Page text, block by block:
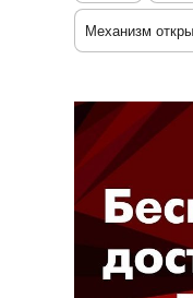
Механизм